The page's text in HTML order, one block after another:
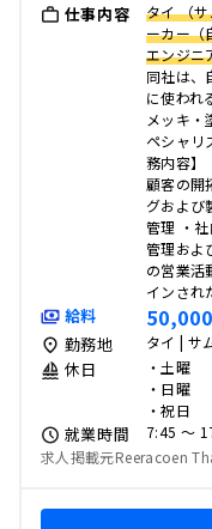
仕事内容
タイ （
ーカー（
エンジニ
同社は、
に使われ
メッキ・
ペシャリ
務内容】
顧客の開
グおよび
管理 ・
管理およ
の営業活
インされ
給料
勤務地 タイ | サ
休日
・土曜
・日曜
・祝日
就業時間
7:45 〜
求人掲載元Reeracoen